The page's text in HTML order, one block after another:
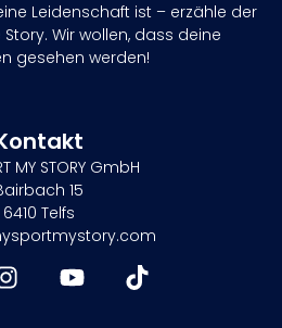
Leidenschaft ist – erzähle der
Wir wollen, dass deine
gesehen werden!
MY STORY GmbH
15
6410 Telfs